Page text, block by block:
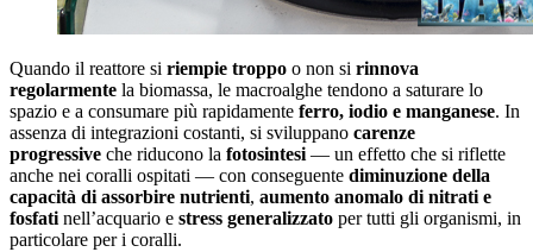
Quando il reattore si riempie troppo o non si rinnova
regolarmente la biomassa, le macroalghe tendono a saturare lo
spazio e a consumare più rapidamente ferro, iodio e manganese. In
assenza di integrazioni costanti, si sviluppano carenze
progressive che riducono la fotosintesi— un effetto che si riflette
anche nei coralli ospitati — con conseguente diminuzione della
capacità di assorbire nutrienti, aumento anomalo di nitrati e
fosfatinell’acquario e stress generalizzato per tutti gli organismi, in
particolare per i coralli.